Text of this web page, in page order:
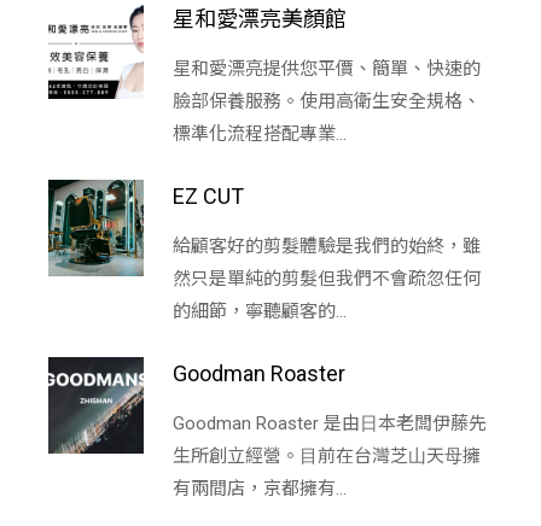
星和愛漂亮美顏館
星和愛漂亮提供您平價、簡單、快速的
臉部保養服務。使用高衛生安全規格、
標準化流程搭配專業...
EZ CUT
給顧客好的剪髮體驗是我們的始終，雖
然只是單純的剪髮但我們不會疏忽任何
的細節，寧聽顧客的...
Goodman Roaster
Goodman Roaster 是由⽇本老闆伊藤先
⽣所創立經營。⽬前在台灣芝⼭天⺟擁
有兩間店，京都擁有...